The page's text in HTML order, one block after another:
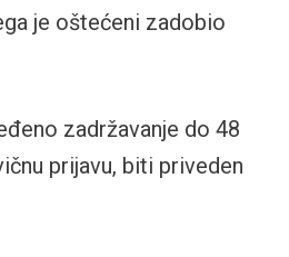
je oštećeni zadobio
zadržavanje do 48
prijavu, biti priveden